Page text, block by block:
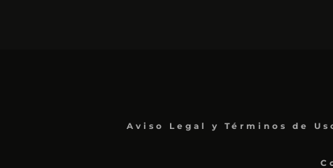
Aviso Legal y Términos de